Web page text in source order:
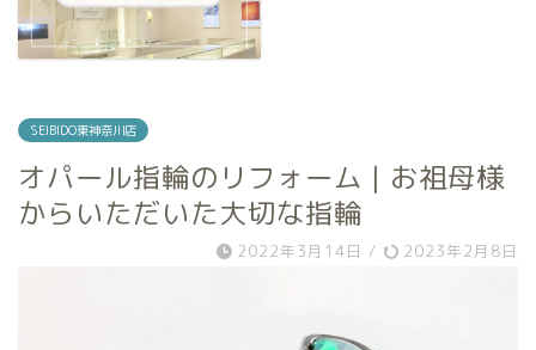
SEIBIDO東神奈川店
オパール指輪のリフォーム | お祖母様
からいただいた大切な指輪
2022年3月14日 / 2023年2月8日